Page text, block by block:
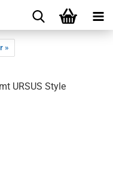
»
URSUS Style